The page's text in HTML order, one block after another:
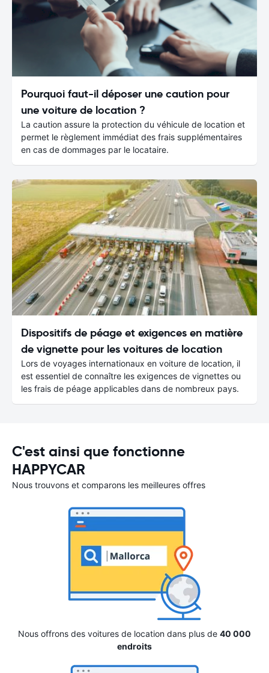
Pourquoi faut-il déposer une caution pour
une voiture de location ?
La caution assure la protection du véhicule de location et
permet le règlement immédiat des frais supplémentaires
en cas de dommages par le locataire.
Dispositifs de péage et exigences en matière
de vignette pour les voitures de location
Lors de voyages internationaux en voiture de location, il
est essentiel de connaître les exigences de vignettes ou
les frais de péage applicables dans de nombreux pays.
C'est ainsi que fonctionne
HAPPYCAR
Nous trouvons et comparons les meilleures offres
Nous offrons des voitures de location dans plus de 40 000
endroits